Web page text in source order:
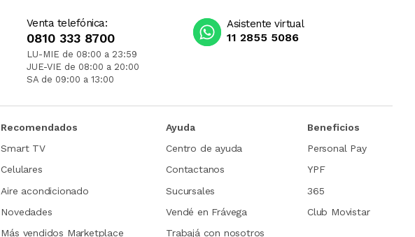
Venta telefónica:
0810 333 8700
LU-MIE de 08:00 a 23:59
JUE-VIE de 08:00 a 20:00
SA de 09:00 a 13:00
Asistente virtual
11 2855 5086
Recomendados
Smart TV
Celulares
Aire acondicionado
Novedades
Más vendidos Marketplace
Ayuda
Centro de ayuda
Contactanos
Sucursales
Vendé en Frávega
Trabajá con nosotros
Beneficios
Personal Pay
YPF
365
Club Movistar